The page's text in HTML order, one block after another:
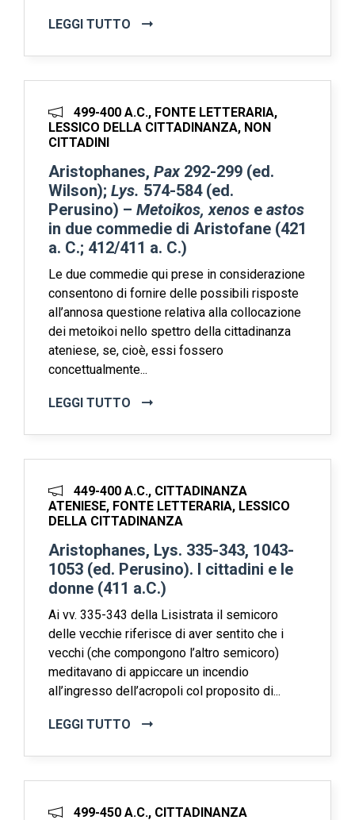
LEGGI TUTTO
499-400 A.C., FONTE LETTERARIA,
LESSICO DELLA CITTADINANZA, NON
CITTADINI
Aristophanes, Pax 292-299 (ed.
Wilson); Lys. 574-584 (ed.
Perusino) – Metoikos, xenos e astos
in due commedie di Aristofane (421
a. C.; 412/411 a. C.)
Le due commedie qui prese in considerazione
consentono di fornire delle possibili risposte
all’annosa questione relativa alla collocazione
dei metoikoi nello spettro della cittadinanza
ateniese, se, cioè, essi fossero
concettualmente...
LEGGI TUTTO
449-400 A.C., CITTADINANZA
ATENIESE, FONTE LETTERARIA, LESSICO
DELLA CITTADINANZA
Aristophanes, Lys. 335-343, 1043-
1053 (ed. Perusino). I cittadini e le
donne (411 a.C.)
Ai vv. 335-343 della Lisistrata il semicoro
delle vecchie riferisce di aver sentito che i
vecchi (che compongono l’altro semicoro)
meditavano di appiccare un incendio
all’ingresso dell’acropoli col proposito di...
LEGGI TUTTO
499-450 A.C., CITTADINANZA